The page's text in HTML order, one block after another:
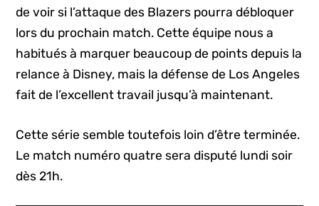
de voir si l’attaque des Blazers pourra débloquer
lors du prochain match. Cette équipe nous a
habitués à marquer beaucoup de points depuis la
relance à Disney, mais la défense de Los Angeles
fait de l’excellent travail jusqu’à maintenant.
Cette série semble toutefois loin d’être terminée.
Le match numéro quatre sera disputé lundi soir
dès 21h.